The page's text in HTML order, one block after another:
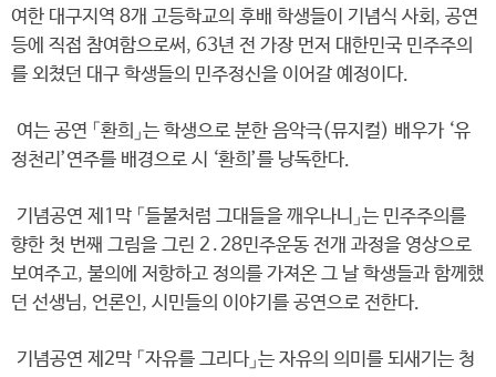
여한 대구지역 8개 고등학교의 후배 학생들이 기념식 사회, 공연
등에 직접 참여함으로써, 63년 전 가장 먼저 대한민국 민주주의
를 외쳤던 대구 학생들의 민주정신을 이어갈 예정이다.
여는 공연 「환희」는 학생으로 분한 음악극(뮤지컬) 배우가 ‘유
정천리’연주를 배경으로 시 ‘환희’를 낭독한다.
기념공연 제1막 「들불처럼 그대들을 깨우나니」는 민주주의를
향한 첫 번째 그림을 그린 2․28민주운동 전개 과정을 영상으로
보여주고, 불의에 저항하고 정의를 가져온 그 날 학생들과 함께했
던 선생님, 언론인, 시민들의 이야기를 공연으로 전한다.
기념공연 제2막 「자유를 그리다」는 자유의 의미를 되새기는 청